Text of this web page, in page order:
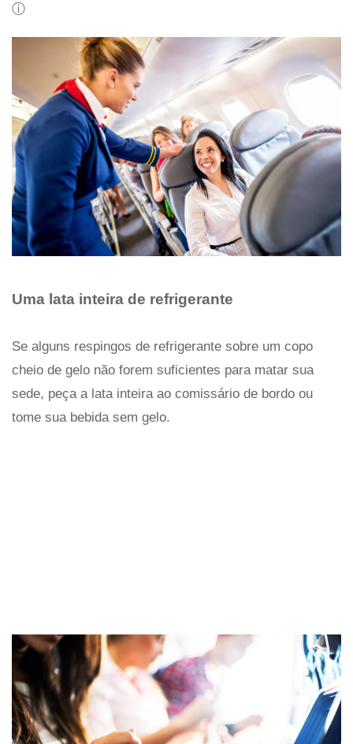
ⓘ
Uma lata inteira de refrigerante
Se alguns respingos de refrigerante sobre um copo
cheio de gelo não forem suficientes para matar sua
sede, peça a lata inteira ao comissário de bordo ou
tome sua bebida sem gelo.